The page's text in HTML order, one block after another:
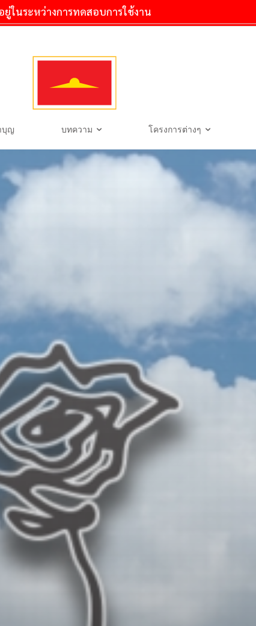
ยู่ในระหว่างการทดสอบการใช้งาน
บุญ บทความ โครงการต่างๆ